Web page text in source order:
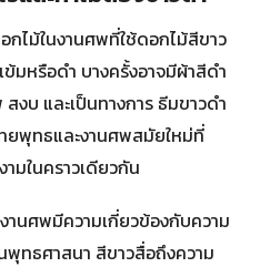
ไม้ในงานศพที่ใช้ดอกไม้สีขาว
มหรือดำ บางครั้งอาจมีผ้าสีดำ
งบ และเป็นทางการ ธีมขาวดำ
ยพุทธและงานศพสมัยใหม่ที่
มในคราวเดียวกัน
านศพมีความเกี่ยวข้องกับความ
พุทธศาสนา สีขาวสื่อถึงความ